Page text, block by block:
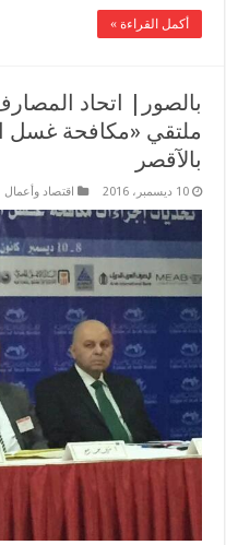
أكمل القراءة »
بالصور| اتحاد
ملتقي «مكافحة غسل
بالآقصر
10 ديسمبر، 2016 اقتصاد وأعمال